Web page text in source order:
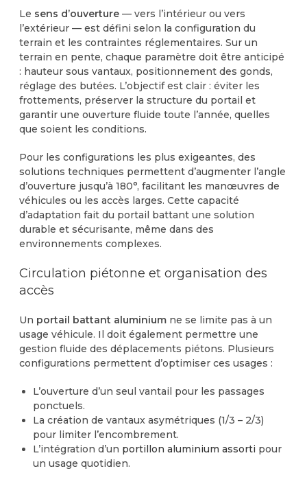
Le sens d’ouverture— vers l’intérieur ou vers
l’extérieur — est défini selon la configuration du
terrain et les contraintes réglementaires. Sur un
terrain en pente, chaque paramètre doit être anticipé
: hauteur sous vantaux, positionnement des gonds,
réglage des butées. L’objectif est clair : éviter les
frottements, préserver la structure du portail et
garantir une ouverture fluide toute l’année, quelles
que soient les conditions.
Pour les configurations les plus exigeantes, des
solutions techniques permettent d’augmenter l’angle
d’ouverture jusqu’à 180°, facilitant les manœuvres de
véhicules ou les accès larges. Cette capacité
d’adaptation fait du portail battant une solution
durable et sécurisante, même dans des
environnements complexes.
Circulation piétonne et organisation des
accès
Un portail battant aluminiumne se limite pas à un
usage véhicule. Il doit également permettre une
gestion fluide des déplacements piétons. Plusieurs
configurations permettent d’optimiser ces usages :
L’ouverture d’un seul vantail pour les passages
ponctuels.
La création de vantaux asymétriques (1/3 – 2/3)
pour limiter l’encombrement.
L’intégration d’un portillon aluminium assorti pour
un usage quotidien.